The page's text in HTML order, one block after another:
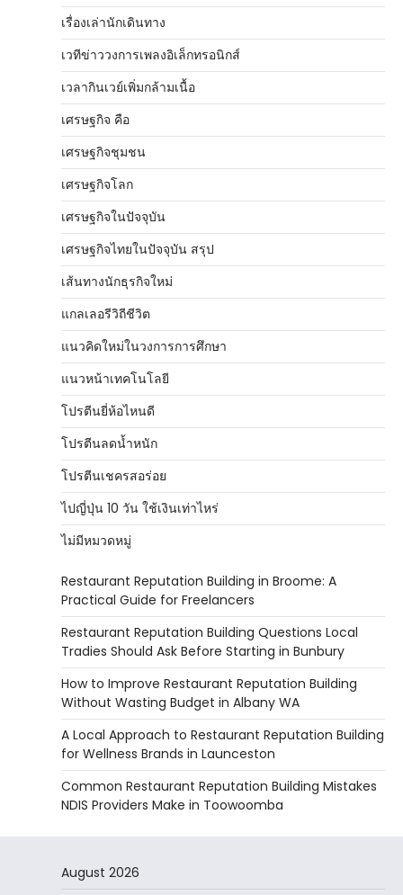
เรื่องเล่านักเดินทาง
เวทีข่าววงการเพลงอิเล็กทรอนิกส์
เวลากินเวย์เพิ่มกล้ามเนื้อ
เศรษฐกิจ คือ
เศรษฐกิจชุมชน
เศรษฐกิจโลก
เศรษฐกิจในปัจจุบัน
เศรษฐกิจไทยในปัจจุบัน สรุป
เส้นทางนักธุรกิจใหม่
แกลเลอรีวิถีชีวิต
แนวคิดใหม่ในวงการการศึกษา
แนวหน้าเทคโนโลยี
โปรตีนยี่ห้อไหนดี
โปรตีนลดน้ำหนัก
โปรตีนเชครสอร่อย
ไปญี่ปุ่น 10 วัน ใช้เงินเท่าไหร่
ไม่มีหมวดหมู่
Restaurant Reputation Building in Broome: A
Practical Guide for Freelancers
Restaurant Reputation Building Questions Local
Tradies Should Ask Before Starting in Bunbury
How to Improve Restaurant Reputation Building
Without Wasting Budget in Albany WA
A Local Approach to Restaurant Reputation Building
for Wellness Brands in Launceston
Common Restaurant Reputation Building Mistakes
NDIS Providers Make in Toowoomba
August 2026